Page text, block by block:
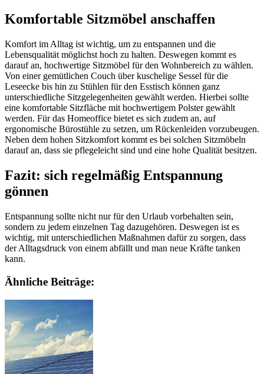
Komfortable Sitzmöbel anschaffen
Komfort im Alltag ist wichtig, um zu entspannen und die
Lebensqualität möglichst hoch zu halten. Deswegen kommt es
darauf an, hochwertige Sitzmöbel für den Wohnbereich zu wählen.
Von einer gemütlichen Couch über kuschelige Sessel für die
Leseecke bis hin zu Stühlen für den Esstisch können ganz
unterschiedliche Sitzgelegenheiten gewählt werden. Hierbei sollte
eine komfortable Sitzfläche mit hochwertigem Polster gewählt
werden. Für das Homeoffice bietet es sich zudem an, auf
ergonomische Bürostühle zu setzen, um Rückenleiden vorzubeugen.
Neben dem hohen Sitzkomfort kommt es bei solchen Sitzmöbeln
darauf an, dass sie pflegeleicht sind und eine hohe Qualität besitzen.
Fazit: sich regelmäßig Entspannung
gönnen
Entspannung sollte nicht nur für den Urlaub vorbehalten sein,
sondern zu jedem einzelnen Tag dazugehören. Deswegen ist es
wichtig, mit unterschiedlichen Maßnahmen dafür zu sorgen, dass
der Alltagsdruck von einem abfällt und man neue Kräfte tanken
kann.
Ähnliche Beiträge: